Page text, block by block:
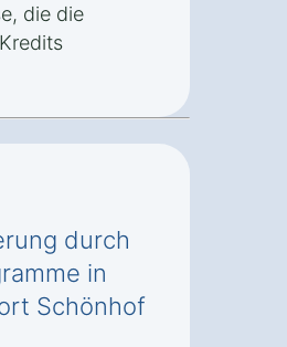
die die
durch
in
Schönhof